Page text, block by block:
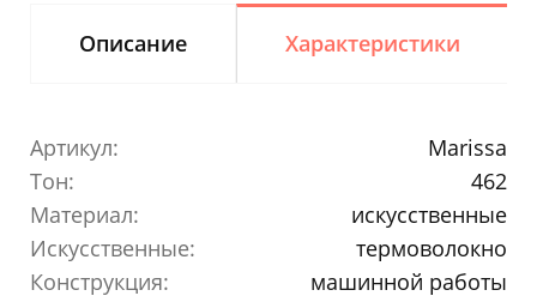
Описание Характеристики
Артикул:
Marissa
Тон:
462
Материал:
искусственные
Искусственные:
термоволокно
Конструкция:
машинной работы